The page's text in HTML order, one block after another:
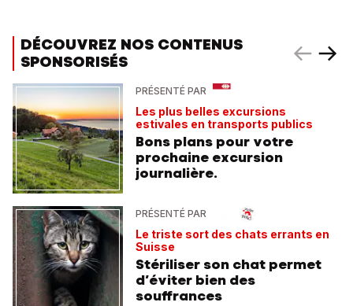
DÉCOUVREZ NOS CONTENUS
SPONSORISÉS
PRÉSENTÉ PAR
Les plus belles excursions
estivales en transports publics
Bons plans pour votre
prochaine excursion
journalière.
PRÉSENTÉ PAR
Le triste sort des chats errants en
Suisse
Stériliser son chat permet
d’éviter bien des
souffrances